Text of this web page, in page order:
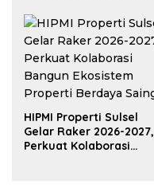
HIPMI Properti Sulsel
Gelar Raker 2026-2027,
Perkuat Kolaborasi